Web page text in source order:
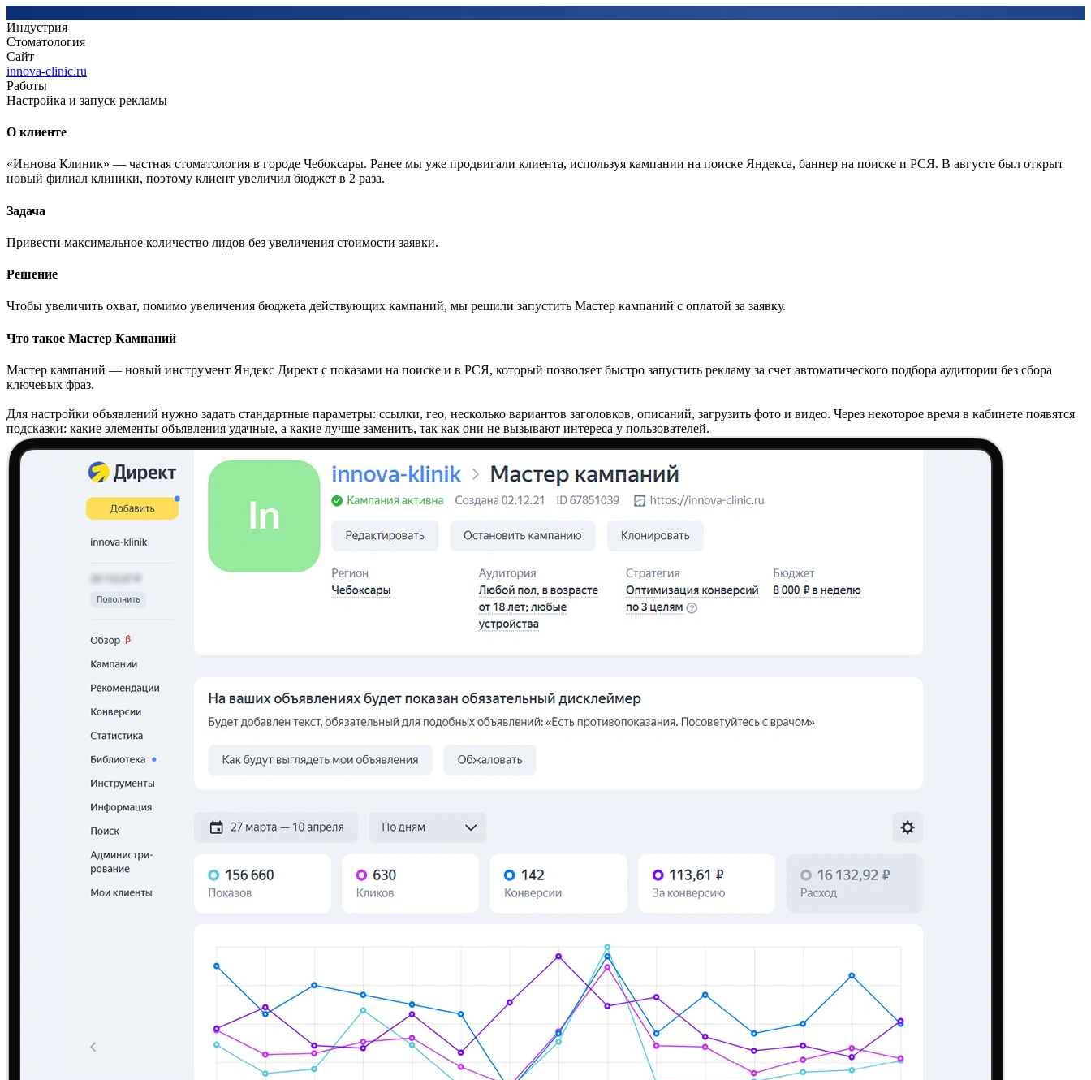
Индустрия
Стоматология
Сайт
innova-clinic.ru
Работы
Настройка и запуск рекламы
О клиенте
«Иннова Клиник» — частная стоматология в городе Чебоксары. Ранее мы уже продвигали клиента, используя кампании на поиске Яндекса, баннер на поиске и РСЯ. В августе был открыт
новый филиал клиники, поэтому клиент увеличил бюджет в 2 раза.
Задача
Привести максимальное количество лидов без увеличения стоимости заявки.
Решение
Чтобы увеличить охват, помимо увеличения бюджета действующих кампаний, мы решили запустить Мастер кампаний с оплатой за заявку.
Что такое Мастер Кампаний
Мастер кампаний — новый инструмент Яндекс Директ с показами на поиске и в РСЯ, который позволяет быстро запустить рекламу за счет автоматического подбора аудитории без сбора
ключевых фраз.
Для настройки объявлений нужно задать стандартные параметры: ссылки, гео, несколько вариантов заголовков, описаний, загрузить фото и видео. Через некоторое время в кабинете появятся
подсказки: какие элементы объявления удачные, а какие лучше заменить, так как они не вызывают интереса у пользователей.